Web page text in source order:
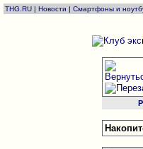
THG.RU | Новости | Смартфоны и